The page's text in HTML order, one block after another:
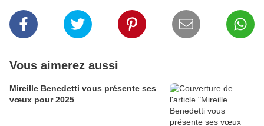
Vous aimerez aussi
Mireille Benedetti vous présente ses
vœux pour 2025